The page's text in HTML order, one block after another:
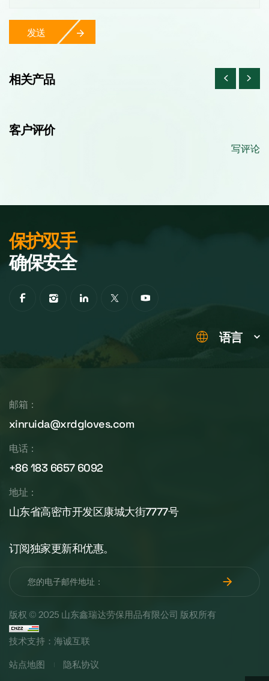
发送
相关产品
客户评价
写评论
保护双手
确保安全
语言
邮箱：
xinruida@xrdgloves.com
电话：
+86 183 6657 6092
地址：
山东省高密市开发区康城大街7777号
订阅独家更新和优惠。
版权 © 2025 山东鑫瑞达劳保用品有限公司 版权所有
技术支持：海诚互联
站点地图 隐私协议